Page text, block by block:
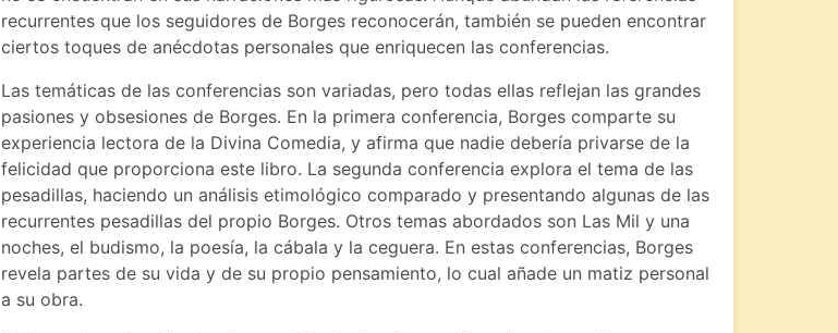
recurrentes que los seguidores de Borges reconocerán, también se pueden encontrar
ciertos toques de anécdotas personales que enriquecen las conferencias.
Las temáticas de las conferencias son variadas, pero todas ellas reflejan las grandes
pasiones y obsesiones de Borges. En la primera conferencia, Borges comparte su
experiencia lectora de la Divina Comedia, y afirma que nadie debería privarse de la
felicidad que proporciona este libro. La segunda conferencia explora el tema de las
pesadillas, haciendo un análisis etimológico comparado y presentando algunas de las
recurrentes pesadillas del propio Borges. Otros temas abordados son Las Mil y una
noches, el budismo, la poesía, la cábala y la ceguera. En estas conferencias, Borges
revela partes de su vida y de su propio pensamiento, lo cual añade un matiz personal
a su obra.